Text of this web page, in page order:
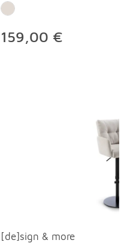
159,00 €
[de]sign & more